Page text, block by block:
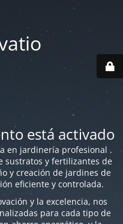
está activado
en jardinería profesional .
sustratos y fertilizantes de
y creación de jardines de
eficiente y controlada.
y la excelencia, nos
para cada tipo de